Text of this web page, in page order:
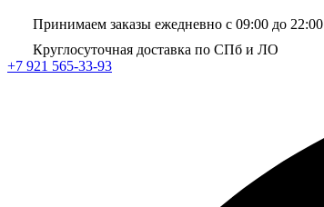
Принимаем заказы ежедневно с 09:00 до 22:00
Круглосуточная доставка по СПб и ЛО
+7 921 565-33-93